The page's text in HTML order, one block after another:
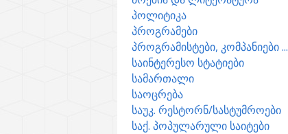
პოლიტიკა
პროგრამები
პროგრამისტები, კომპანიები ...
საინტერესო სტატიები
სამართალი
საოცრება
საუკ. რესტორნ/სასტუმროები
საქ. პოპულარული საიტები